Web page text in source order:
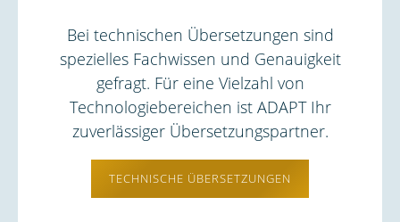
Bei technischen Übersetzungen sind
spezielles Fachwissen und Genauigkeit
gefragt. Für eine Vielzahl von
Technologiebereichen ist ADAPT Ihr
zuverlässiger Übersetzungspartner.
TECHNISCHE ÜBERSETZUNGEN